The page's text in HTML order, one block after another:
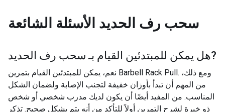
سحب رف الحديد الأسئلة الشائعة
هل يمكن للمبتدئين القيام بـ سحب رف الحديد ?
نعم، يمكن للمبتدئين القيام بتمرين Barbell Rack Pull. ومع ذلك،
من المهم أن تبدأ بأوزان خفيفة لتجنب الإصابة ولضمان الشكل
المناسب. من المفيد أيضًا أن يكون لديك مدرب شخصي أو شخص
ذو خبرة لشرح التمرين أولاً للتأكد من أنه يتم بشكل صحيح. تذكر